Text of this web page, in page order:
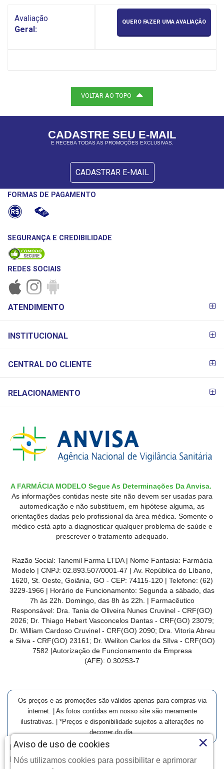
Farmácia Modelo | Goiânia | Entrega Imediata e Clique-
Retire
Avaliação
Geral:
QUERO FAZER UMA AVALIAÇÃO
VOLTAR AO TOPO
CADASTRE SEU E-MAIL
E RECEBA TODAS AS PROMOÇÕES EXCLUSIVAS.
CADASTRAR E-MAIL
FORMAS DE PAGAMENTO
SEGURANÇA E CREDIBILIDADE
REDES SOCIAIS
PAGAMENTO
ATENDIMENTO
INSTITUCIONAL
CENTRAL DO CLIENTE
RELACIONAMENTO
A FARMÁCIA MODELO Segue As Determinações Da Anvisa.
As informações contidas neste site não devem ser usadas para
automedicação e não substituem, em hipótese alguma, as
orientações dadas pelo profissional da área médica. Somente o
médico está apto a diagnosticar qualquer problema de saúde e
prescrever o tratamento adequado.
Razão Social: Tanemil Farma LTDA | Nome Fantasia: Farmácia
Modelo | CNPJ: 02.893.507/0001-47 | Av. República do Líbano,
1620, St. Oeste, Goiânia, GO - CEP: 74115-120 | Telefone: (62)
3229-1966 | Horário de Funcionamento: Segunda a sábado, das
7h às 22h. Domingo, das 8h às 22h. | Farmacêutico
Responsável: Dra. Tania de Oliveira Nunes Cruvinel - CRF(GO)
2026; Dr. Thiago Hebert Vasconcelos Dantas - CRF(GO) 23079;
Dr. William Cardoso Cruvinel - CRF(GO) 2090; Dra. Vitoria Abreu
e Silva - CRF(GO) 23161; Dr. Weliton Carlos da SIlva - CRF(GO)
7582 |Autorização de Funcionamento da Empresa
(AFE): 0.30253-7
Os preços e as promoções são válidos apenas para compras via
internet. | As fotos contidas em nosso site são meramente
ilustrativas. | *Preços e disponibilidade sujeitos a alterações no
decorrer do dia.
Aviso de uso de cookies
Nós utilizamos cookies para possibilitar e aprimorar
×